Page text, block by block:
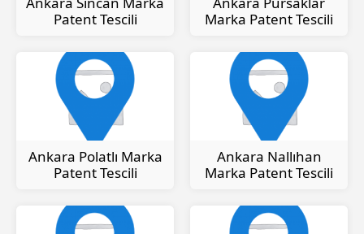
Patent Tescili
Marka Patent Tescili
Ankara Polatlı Marka
Patent Tescili
Ankara Nallıhan
Marka Patent Tescili